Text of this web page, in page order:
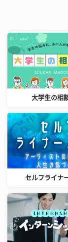
大学生の相
セルフライナ